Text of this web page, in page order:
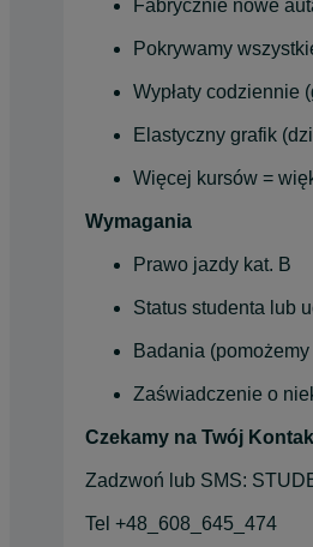
Fabrycznie nowe
Pokrywamy
Wypłaty codziennie
Elastyczny grafik
Więcej kursów =
Wymagania
Prawo jazdy kat. B
Status studenta lub
Badania
Zaświadczenie o
Czekamy na Twój
Zadzwoń lub SMS:
Tel +48_608_645_474